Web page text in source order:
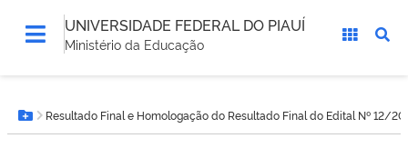
UNIVERSIDADE FEDERAL DO PIAUÍ
Ministério da Educação
está
aqui:Botão Menu
Resultado Final e Homologação do Resultado Final do Edital Nº 12/